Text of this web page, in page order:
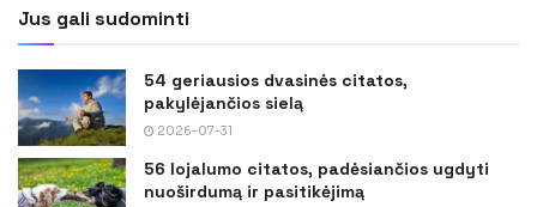
Jus gali sudominti
54 geriausios dvasinės citatos,
pakylėjančios sielą
2026-07-31
56 lojalumo citatos, padėsiančios ugdyti
nuoširdumą ir pasitikėjimą